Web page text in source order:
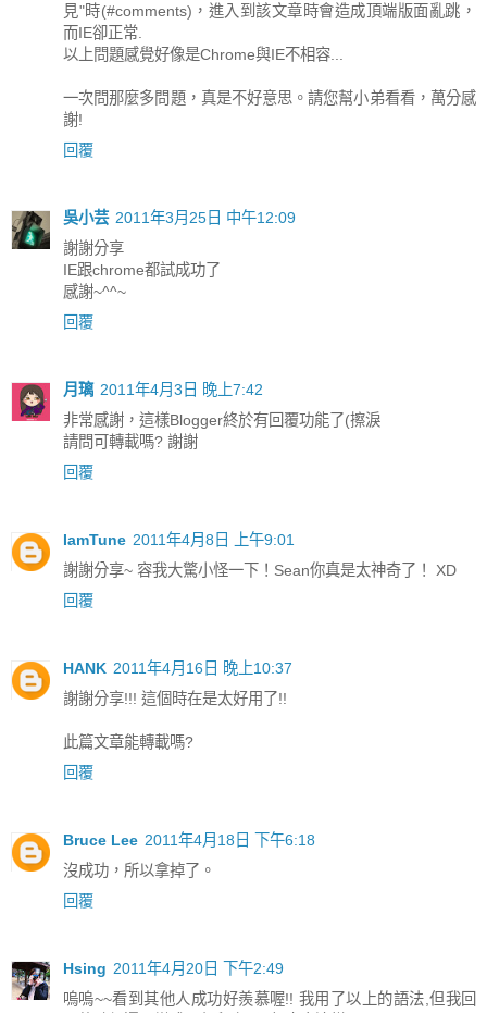
見"時(#comments)，進入到該文章時會造成頂端版面亂跳，
而IE卻正常.
以上問題感覺好像是Chrome與IE不相容...
一次問那麼多問題，真是不好意思。請您幫小弟看看，萬分感
謝!
回覆
吳小芸 2011年3月25日 中午12:09
謝謝分享
IE跟chrome都試成功了
感謝~^^~
回覆
月璃 2011年4月3日 晚上7:42
非常感謝，這樣Blogger終於有回覆功能了(擦淚
請問可轉載嗎? 謝謝
回覆
IamTune 2011年4月8日 上午9:01
謝謝分享~ 容我大驚小怪一下！Sean你真是太神奇了！ XD
回覆
HANK 2011年4月16日 晚上10:37
謝謝分享!!! 這個時在是太好用了!!
此篇文章能轉載嗎?
回覆
Bruce Lee 2011年4月18日 下午6:18
沒成功，所以拿掉了。
回覆
Hsing 2011年4月20日 下午2:49
嗚嗚~~看到其他人成功好羨慕喔!! 我用了以上的語法,但我回